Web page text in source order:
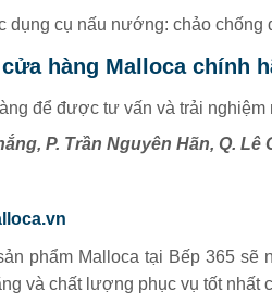
dụng cụ nấu nướng: chảo
hàng Malloca chính
để được tư vấn và trải
P. Trần Nguyên Hãn, Q.
phẩm Malloca tại Bếp 365
và chất lượng phục vụ tốt nhất